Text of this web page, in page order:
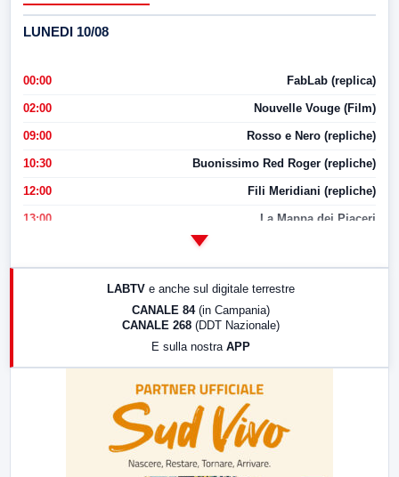
LUNEDI 10/08
00:00 FabLab (replica)
02:00 Nouvelle Vouge (Film)
09:00 Rosso e Nero (repliche)
10:30 Buonissimo Red Roger (repliche)
12:00 Fili Meridiani (repliche)
13:00 La Mappa dei Piaceri
LABTV e anche sul digitale terrestre
CANALE 84 (in Campania)
CANALE 268 (DDT Nazionale)
E sulla nostra APP